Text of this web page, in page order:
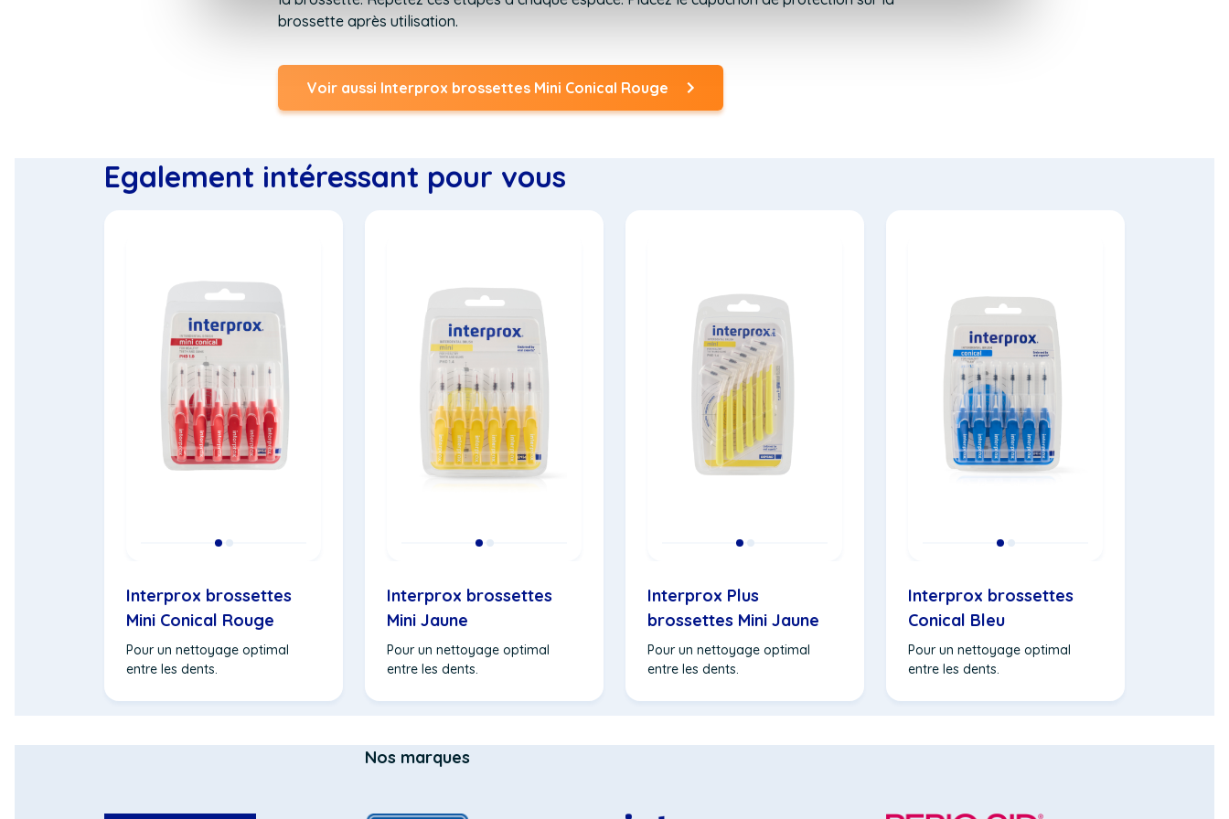
brossette après utilisation.
Voir aussi Interprox brossettes Mini Conical Rouge
Egalement intéressant pour vous
Interprox brossettes
Mini Conical Rouge
Pour un nettoyage optimal
entre les dents.
Interprox brossettes
Mini Jaune
Pour un nettoyage optimal
entre les dents.
Interprox Plus
brossettes Mini Jaune
Pour un nettoyage optimal
entre les dents.
Interprox brossettes
Conical Bleu
Pour un nettoyage optimal
entre les dents.
Nos marques